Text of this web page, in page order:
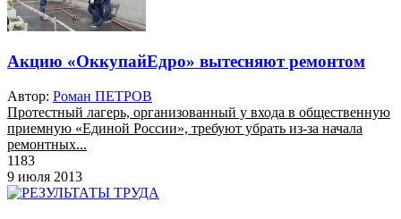
Акцию «ОккупайЕдро» вытесняют ремонтом
Автор: Роман ПЕТРОВ
Протестный лагерь, организованный у входа в общественную
приемную «Единой России», требуют убрать из-за начала
ремонтных...
1183
9 июля 2013